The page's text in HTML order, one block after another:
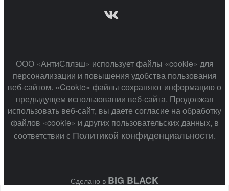
ООО «АнтиСплэш» использует файлы «cookie» для
персонализации и повышения удобства пользования
веб-сайтом. «Cookie» файлы сохраняют информацию о
предыдущем использовании веб-сайта. Продолжая
использовать веб-сайт, вы даете согласие на обработку
файлов «cookie» и других пользовательских данных, в
соответствии с Политикой конфиденциальности.
Сделано в BIG BLACK